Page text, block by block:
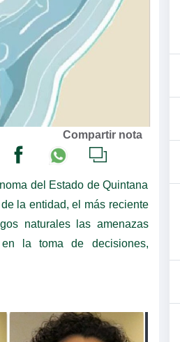
Compartir nota
del Estado de Quintana
la entidad, el más reciente
naturales las amenazas
la toma de decisiones,